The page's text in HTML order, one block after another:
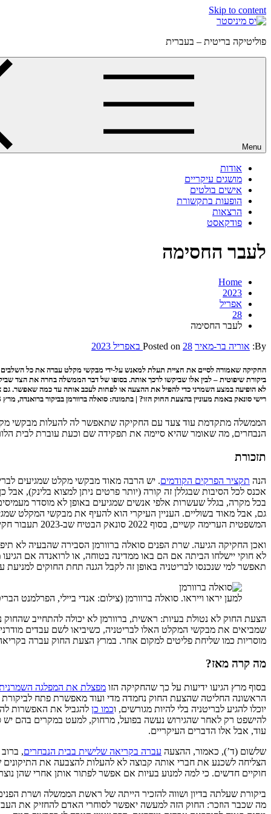
Skip to content
פוליטיקה בריטית – בעברית
Menu
אודות
מושגים עיקריים
אישים בולטים
הופעות בתקשורת
הרצאות
פודקאסט
לעבר החסימה
Home
2023
אפריל
28
לעבר החסימה
By: אוריה בר-מאיר Posted on 28 באפריל 2023
החקיקה שאמורה לסיים את חציית תעלת למאנש על-ידי מבקשי מקלט עברה את כל
ביקורת שיפוטית – לבין אלו שביקשו לרכך אותה. בסופו של דבר הממשלה בחרה את הצד
לא הופיעה במצע השמרני כדי להפיל את ההצעה או לפחות לעכב אותה עד כמה שאפשר. גם
רישי סונאק באמת מעוניין בהצעת החוק הזו? | בתמונה: סואלה ברוורמן בביקור ברואנדה, מרץ 2023 (צילום:
הממשלה מתקדמת עוד צעד עם החקיקה שתאפשר לה להעלות מבקשי
הנבחרים, מה שאומר שהיא סיימה את תפקידה שם וכעת עוברת לבית
תזכורת
הנה תקציר הפרקים הקודמים. יש הרבה מאוד מבקשי מקלט שמגיעים
אכנס לכל הסיבות שבגללן זה קורה (יותר פרטים ניתן למצוא בלינק),
בכל מקרה, בגלל שעשרות אלפי אנשים שמגיעים באופן לא מוסדר
המשפטית הערימה קשיים, בסוף 2022 סונאק הבטיח שב-2023 תעבור חקיקה שתשלח את מבקשי המקלט לרואנדה.
ואכן החקיקה הגיעה. שרת הפנים סואלה ברוורמן הסבירה שהבעיה לא
לא חוקי יישלחו הביתה אם הם באו ממדינה בטוחה, או לרואנדה אם
תאפשר למי שנכנסו לבריטניה באופן זה לקבל הגנה תחת החוקים למניעת
למען יראו וייראו. סואלה ברוורמן (צילום: אנדי ביילי, הפרלמנט
הצעת החוק לא נטולת בעיות: ראשית, ברוורמן לא יכולה להתחייב
שמביאים את מבקשי המקלט האלו לבריטניה, כשיביאו לשם עבדים
מוסריות כמו שליחת פליטים למקום אחר. במרץ הצעת החוק עברה
מה קרה מאז?
בסוף מרץ הגיעו ידיעות על כך שהחקיקה הזו מפצלת את המפלגה
הראשונה החליטה שהצעת החוק נחמדה מדי ועוד מאפשרת פתח לביקורת
יוכלו להגיע לבריטניה בלי להיות מגורשים, וכמו כן להגביל את האפשרות
עוד, אבל אלו הדברים העיקריים.
שלשום (ד’), כאמור, ההצעה עברה בקריאה שלישית בבית הנבחרים
הצליחה לשכנע את חברי אותה קבוצה לא להעלות להצבעה את התיקונים
חוקיים חדשים. כי למה למנוע בעיות אם אפשר לפתור אותן אחרי שהן
ביקורת שעלתה בדיון ושווה להזכיר הייתה של ראשת הממשלה ושרת
מה שכבר הוזכר: החוק הזה למעשה יאפשר לסוחרי האדם להחזיק את